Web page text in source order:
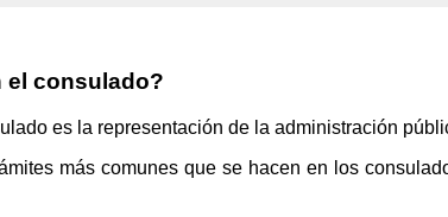
el consulado?
es la representación de la administración
más comunes que se hacen en los